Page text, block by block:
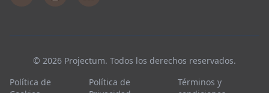
© 2026 Projectum. Todos los derechos reservados.
Política de
Política de
Términos y